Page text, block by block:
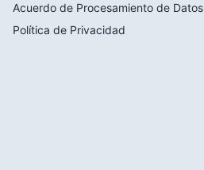
Acuerdo de Procesamiento de Datos
Política de Privacidad